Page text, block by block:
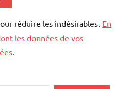
réduire les indésirables. En
les données de vos
.